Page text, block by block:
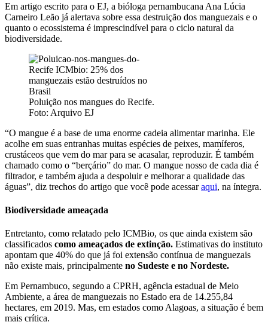
Em artigo escrito para o EJ, a bióloga pernambucana Ana Lúcia
Carneiro Leão já alertava sobre essa destruição dos manguezais e o
quanto o ecossistema é imprescindível para o ciclo natural da
biodiversidade.
Poluição nos mangues do Recife.
Foto: Arquivo EJ
“O mangue é a base de uma enorme cadeia alimentar marinha. Ele
acolhe em suas entranhas muitas espécies de peixes, mamíferos,
crustáceos que vem do mar para se acasalar, reproduzir. É também
chamado como o “berçário” do mar. O mangue nosso de cada dia é
filtrador, e também ajuda a despoluir e melhorar a qualidade das
águas”, diz trechos do artigo que você pode acessaraqui, na íntegra.
Biodiversidade ameaçada
Entretanto, como relatado pelo ICMBio, os que ainda existem são
classificados como ameaçados de extinção. Estimativas do instituto
apontam que 40% do que já foi extensão contínua de manguezais
não existe mais, principalmente no Sudeste e no Nordeste.
Em Pernambuco, segundo a CPRH, agência estadual de Meio
Ambiente, a área de manguezais no Estado era de 14.255,84
hectares, em 2019. Mas, em estados como Alagoas, a situação é bem
mais crítica.